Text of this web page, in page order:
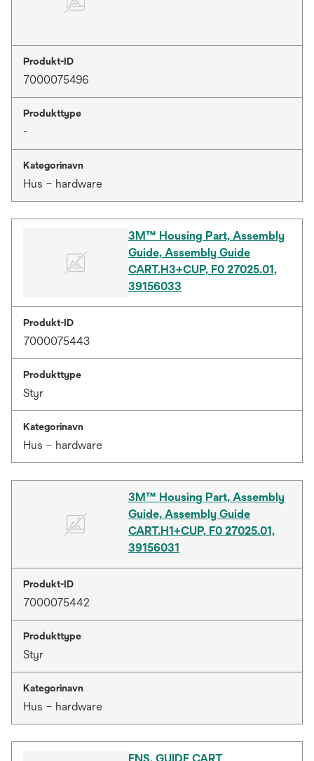
Produkt-ID
7000075496
Produkttype
-
Kategorinavn
Hus – hardware
3M™ Housing Part, Assembly
Guide, Assembly Guide
CART.H3+CUP, F0 27025.01,
39156033
Produkt-ID
7000075443
Produkttype
Styr
Kategorinavn
Hus – hardware
3M™ Housing Part, Assembly
Guide, Assembly Guide
CART.H1+CUP, F0 27025.01,
39156031
Produkt-ID
7000075442
Produkttype
Styr
Kategorinavn
Hus – hardware